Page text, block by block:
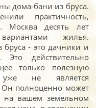
дома-бани из бруса.
практичность,
Москва десять лет
жилья.
- это дачники и
действительно
только полезную
не является
Он полноценно может
на вашем земельном